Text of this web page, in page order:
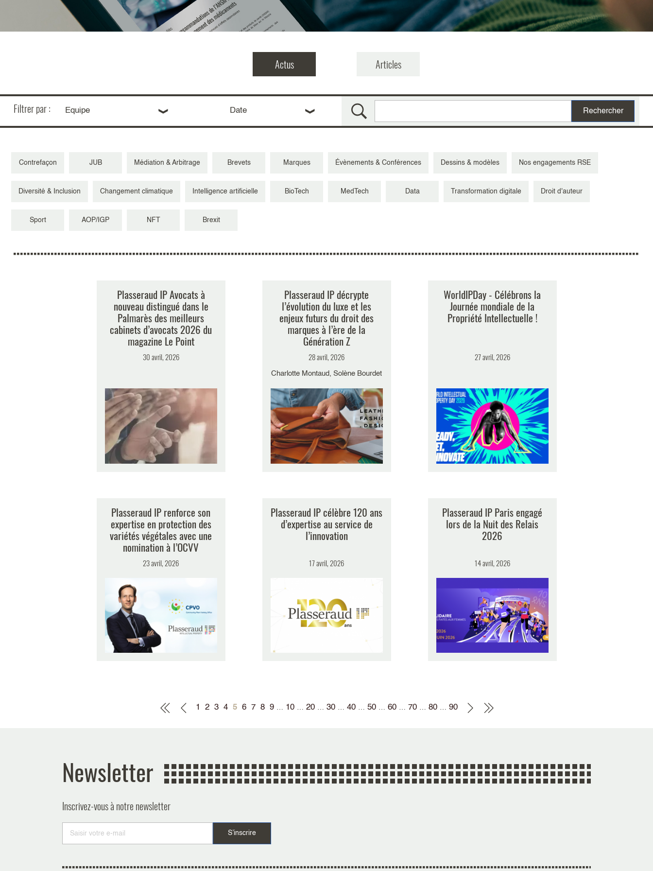
Actus Articles
Filtrer par : Equipe Date
Contrefaçon JUB Médiation & Arbitrage Brevets Marques Évènements & Conférences Dessins & modèles Nos engagements RSE
Diversité & Inclusion Changement climatique Intelligence artificielle BioTech MedTech Data Transformation digitale Droit d'auteur
Sport AOP/IGP NFT Brexit
Plasseraud IP Avocats à
nouveau distingué dans le
Palmarès des meilleurs
cabinets d’avocats 2026 du
magazine Le Point
30 avril, 2026
Plasseraud IP décrypte
l’évolution du luxe et les
enjeux futurs du droit des
marques à l’ère de la
Génération Z
28 avril, 2026
Charlotte Montaud, Solène Bourdet
WorldIPDay - Célébrons la
Journée mondiale de la
Propriété Intellectuelle !
27 avril, 2026
Plasseraud IP renforce son
expertise en protection des
variétés végétales avec une
nomination à l’OCVV
23 avril, 2026
Plasseraud IP célèbre 120 ans
d’expertise au service de
l’innovation
17 avril, 2026
Plasseraud IP Paris engagé
lors de la Nuit des Relais
2026
14 avril, 2026
1 2 3 4 5 6 7 8 9 … 10 … 20 … 30 … 40 … 50 … 60 … 70 … 80 … 90
Newsletter
Inscrivez-vous à notre newsletter